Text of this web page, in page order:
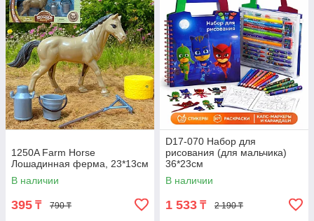
1250A Farm Horse
Лошадинная ферма, 23*13см
В наличии
395 ₸ 790 ₸
D17-070 Набор для
рисования (для мальчика)
36*23см
В наличии
1 533 ₸ 2 190 ₸